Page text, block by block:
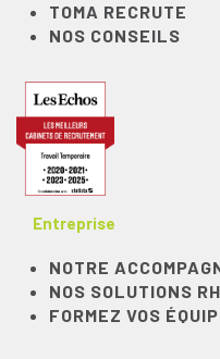
TOMA RECRUTE
NOS CONSEILS
Entreprise
NOTRE
NOS SOLUTIONS RH
FORMEZ VOS